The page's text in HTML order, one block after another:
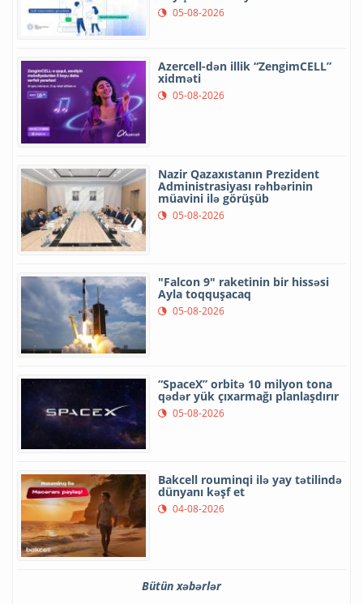
05-08-2026
Azercell-dən illik “ZengimCELL”
xidməti
05-08-2026
Nazir Qazaxıstanın Prezident
Administrasiyası rəhbərinin
müavini ilə görüşüb
05-08-2026
"Falcon 9" raketinin bir hissəsi
Ayla toqquşacaq
05-08-2026
“SpaceX” orbitə 10 milyon tona
qədər yük çıxarmağı planlaşdırır
05-08-2026
Bakcell rouminqi ilə yay tətilində
dünyanı kəşf et
04-08-2026
Bütün xəbərlər